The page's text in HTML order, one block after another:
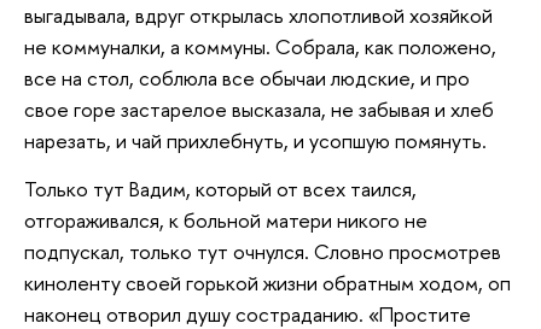
выгадывала, вдруг открылась хлопотливой хозяйкой
не коммуналки, а коммуны. Собрала, как положено,
все на стол, соблюла все обычаи людские, и про
свое горе застарелое высказала, не забывая и хлеб
нарезать, и чай прихлебнуть, и усопшую помянуть.
Только тут Вадим, который от всех таился,
отгораживался, к больной матери никого не
подпускал, только тут очнулся. Словно просмотрев
киноленту своей горькой жизни обратным ходом, оп
наконец отворил душу состраданию. «Простите